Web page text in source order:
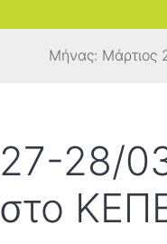
Μήνας: Μάρτιος
27-28/
στο